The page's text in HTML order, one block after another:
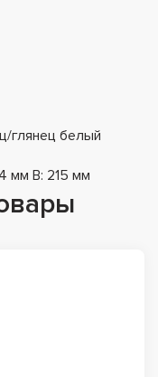
глянец белый
мм В: 215 мм